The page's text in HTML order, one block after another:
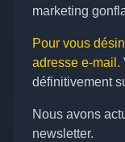
marketing
Pour vous
adresse e-mail.
définitivement
Nous avons
newsletter.